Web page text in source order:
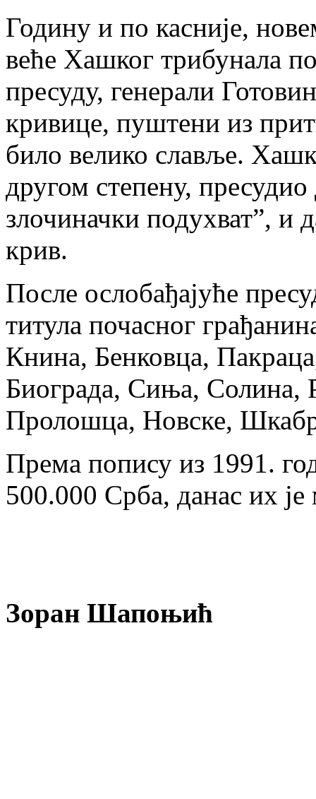
Годину и по касније,
веће Хашког трибунала
пресуду, генерали
кривице, пуштени из
било велико славље.
другом степену,
злочиначки подухват”, и
крив.
После ослобађајуће
титула почасног
Книна, Бенковца,
Биограда, Сиња, Солина,
Пролошца, Новске,
Према попису из 1991.
500.000 Срба, данас их
Зоран Шапоњић